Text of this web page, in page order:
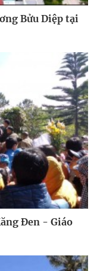
Bửu Diệp tại
Đen - Giáo